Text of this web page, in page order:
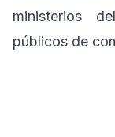
ministerios
públicos de